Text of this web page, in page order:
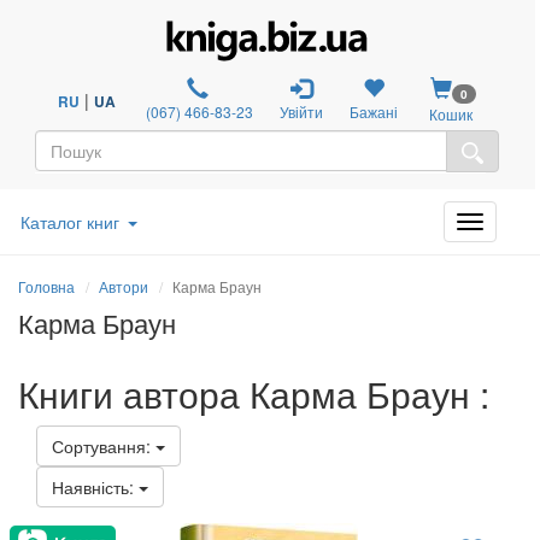
RU | UA (067) 466-83-23 Увійти Бажані
0
Кошик
Каталог книг
Головна Автори Карма Браун
Карма Браун
Книги автора Карма Браун :
Сортування:
Наявність: